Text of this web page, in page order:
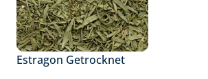
Estragon Getrocknet